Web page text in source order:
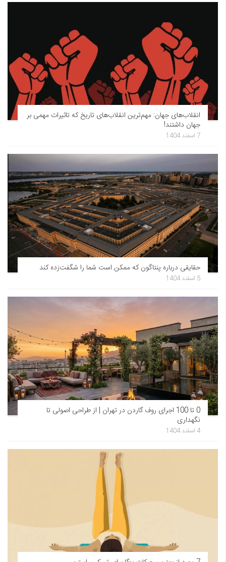
انقلاب‌های جهان: مهم‌ترین انقلاب‌های تاریخ که تاثیرات مهمی بر
جهان داشتند!
7 اسفند 1404
حقایقی درباره پنتاگون که ممکن است شما را شگفت‌زده کند
5 اسفند 1404
0 تا 100 اجرای روف گاردن در تهران | از طراحی اصولی تا
نگهداری
4 اسفند 1404